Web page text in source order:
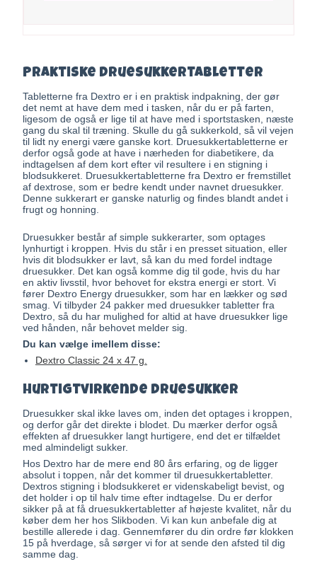
Praktiske druesukkertabletter
Tabletterne fra Dextro er i en praktisk indpakning, der gør
det nemt at have dem med i tasken, når du er på farten,
ligesom de også er lige til at have med i sportstasken, næste
gang du skal til træning. Skulle du gå sukkerkold, så vil vejen
til lidt ny energi være ganske kort. Druesukkertabletterne er
derfor også gode at have i nærheden for diabetikere, da
indtagelsen af dem kort efter vil resultere i en stigning i
blodsukkeret. Druesukkertabletterne fra Dextro er fremstillet
af dextrose, som er bedre kendt under navnet druesukker.
Denne sukkerart er ganske naturlig og findes blandt andet i
frugt og honning.
Druesukker består af simple sukkerarter, som optages
lynhurtigt i kroppen. Hvis du står i en presset situation, eller
hvis dit blodsukker er lavt, så kan du med fordel indtage
druesukker. Det kan også komme dig til gode, hvis du har
en aktiv livsstil, hvor behovet for ekstra energi er stort. Vi
fører Dextro Energy druesukker, som har en lækker og sød
smag. Vi tilbyder 24 pakker med druesukker tabletter fra
Dextro, så du har mulighed for altid at have druesukker lige
ved hånden, når behovet melder sig.
Du kan vælge imellem disse:
Dextro Classic 24 x 47 g.
Hurtigtvirkende druesukker
Druesukker skal ikke laves om, inden det optages i kroppen,
og derfor går det direkte i blodet. Du mærker derfor også
effekten af druesukker langt hurtigere, end det er tilfældet
med almindeligt sukker.
Hos Dextro har de mere end 80 års erfaring, og de ligger
absolut i toppen, når det kommer til druesukkertabletter.
Dextros stigning i blodsukkeret er videnskabeligt bevist, og
det holder i op til halv time efter indtagelse. Du er derfor
sikker på at få druesukkertabletter af højeste kvalitet, når du
køber dem her hos Slikboden. Vi kan kun anbefale dig at
bestille allerede i dag. Gennemfører du din ordre før klokken
15 på hverdage, så sørger vi for at sende den afsted til dig
samme dag.